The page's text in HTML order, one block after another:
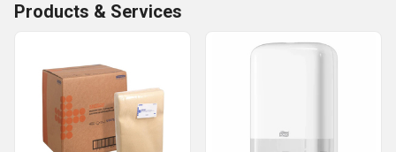
Products & Services